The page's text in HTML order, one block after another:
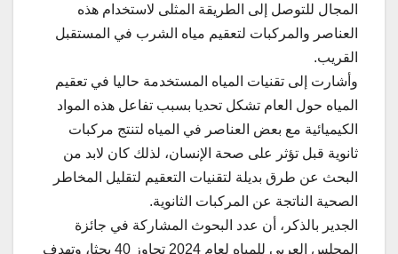
المجال للتوصل إلى الطريقة المثلى لاستخدام هذه
العناصر والمركبات لتعقيم مياه الشرب في المستقبل
القريب.
وأشارت إلى تقنيات المياه المستخدمة حاليا في تعقيم
المياه حول العام تشكل تحديا بسبب تفاعل هذه المواد
الكيميائية مع بعض العناصر في المياه لتنتج مركبات
ثانوية قبل تؤثر على صحة الإنسان، لذلك كان لابد من
البحث عن طرق بديلة لتقنيات التعقيم لتقليل المخاطر
الصحية الناتجة عن المركبات الثانوية.
الجدير بالذكر، أن عدد البحوث المشاركة في جائزة
المجلس العربي للمياه لعام 2024 تجاوز 40 بحثا، وتهدف